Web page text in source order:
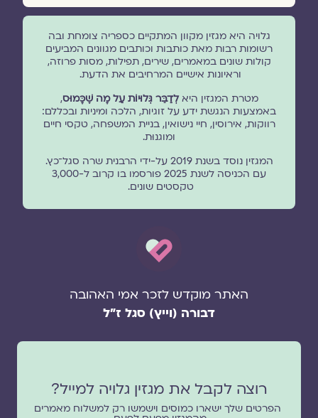
גלויה היא מגזין מקוון המתקיים כספריה צומחת ובה
רשומות רבות מאת כותבות וכותבים מגוונים המביעים
קולות שונים במאמרים, שירים, תפילות, מסות פרוזה,
וראיונות אישיים המרחיבים את הדעת.
מטרת המגזין היאלְדַבֵּר גְּלוּיוֹת עַל מָה שֶׁכָּמוּס,
באמצעות הנגשת ידע על זוגיות, הלכה ומיניות ובכללם:
רווקות, אירוסין, חיי נישואין, בניית המשפחה, טקסי חיים
ומוגנוּת.
המגזין נוסד בשנת 2019 על-ידי הרבנית שרה סגל־כץ.
עם הכניסה לשנת 2025 פורסמו בו קרוב ל-3,000
טקסטים שונים.
האתר מוקדש לזכר אמי האהובה
דבורה (וייץ) סגל ז"ל
רוצה לקבל את מגזין גלויה למייל?
הפרטים שלך ישארו כמוסים וישמשו רק למשלוח מאמרים